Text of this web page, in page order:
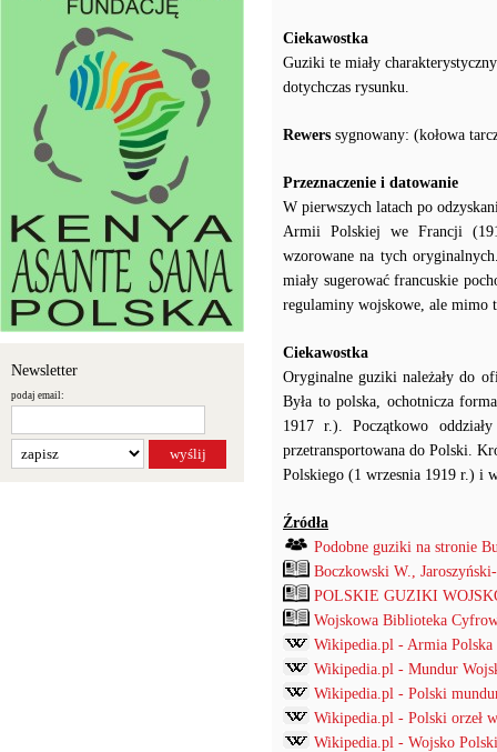
Newsletter
podaj email:
Ciekawostka
Guziki te miały
dotychczas rysunku.
Rewers sygnowany: (kołowa
Przeznaczenie i datowanie
W pierwszych latach po
Armii Polskiej we Francji
wzorowane na tych
miały sugerować francuskie
regulaminy wojskowe, ale mimo
Ciekawostka
Oryginalne guziki należały do
Była to polska, ochotnicza
1917 r.). Początkowo
przetransportowana do Polski.
Polskiego (1 wrzesnia 1919 r.) i
Źródła
Podobne guziki na stronie
Boczkowski W.,
POLSKIE GUZIKI
Wojskowa Biblioteka
Wikipedia.pl - Armia Polska
Wikipedia.pl - Mundur
Wikipedia.pl - Polski
Wikipedia.pl - Polski orzeł
Wikipedia.pl - Wojsko